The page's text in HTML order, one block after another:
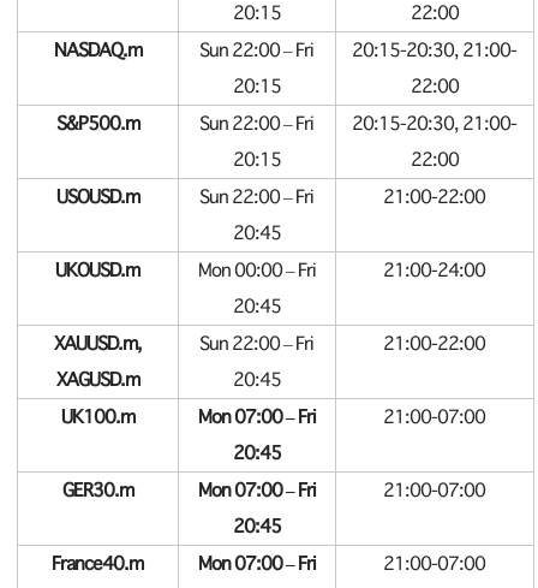
20:15
22:00
NASDAQ.m
Sun 22:00 – Fri
20:15
20:15-20:30, 21:00-
22:00
S&P500.m
Sun 22:00 – Fri
20:15
20:15-20:30, 21:00-
22:00
USOUSD.m
Sun 22:00 – Fri
20:45
21:00-22:00
UKOUSD.m
Mon 00:00 – Fri
20:45
21:00-24:00
XAUUSD.m,
XAGUSD.m
Sun 22:00 – Fri
20:45
21:00-22:00
UK100.m
Mon 07:00 – Fri
20:45
21:00-07:00
GER30.m
Mon 07:00 – Fri
20:45
21:00-07:00
France40.m Mon 07:00 – Fri 21:00-07:00